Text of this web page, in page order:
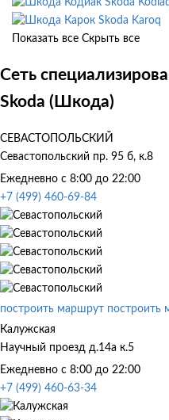
Skoda Kodiaq
Skoda Karoq
Показать все Скрыть все
Сеть
Skoda (Шкода)
СЕВАСТОПОЛЬСКИЙ
Севастопольский пр. 95 б, к.8
Ежедневно с 8:00 до 22:00
+7 (499) 460-69-84
построить маршрут построить
Калужская
Научный проезд д.14а к.5
Ежедневно с 8:00 до 22:00
+7 (499) 460-63-34